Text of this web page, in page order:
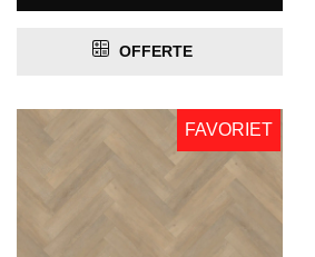
OFFERTE
FAVORIET